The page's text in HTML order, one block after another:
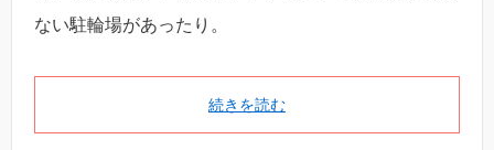
ない駐輪場があったり。
続きを読む